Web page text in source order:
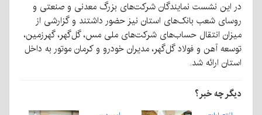
در این نشست نمایندگان شرکت‌های بزرگ معدنی و صنعتی و
روسای شعب بانک‌های استان نیز حضور داشتند و گزارشی از
میزان انتقال حساب‌های شرکت‌های ملی مس، گل‌گهر، گهرزمین،
توسعه آهن و فولاد گل‌گهر، مدیران خودرو و کرمان موتور به داخل
استان ارائه شد.
دیگر چه خبر؟